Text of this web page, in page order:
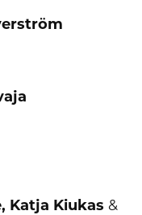
Katja Kiukas &